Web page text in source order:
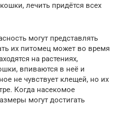
лечить придётся всех
могут представлять
их питомец может во время
на растениях,
впиваются в неё и
не чувствует клещей, но их
Когда насекомое
могут достигать